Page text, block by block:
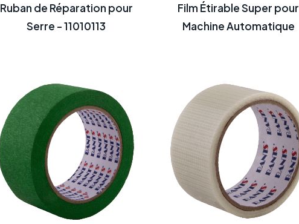
Ruban de Réparation pour
Serre - 11010113
Film Étirable Super pour
Machine Automatique